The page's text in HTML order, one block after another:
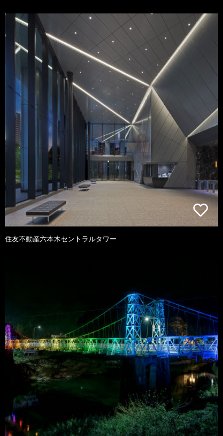
住友不動産六本木セントラルタワー